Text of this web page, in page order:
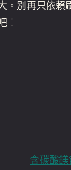
。別再只依賴
！
含碳酸